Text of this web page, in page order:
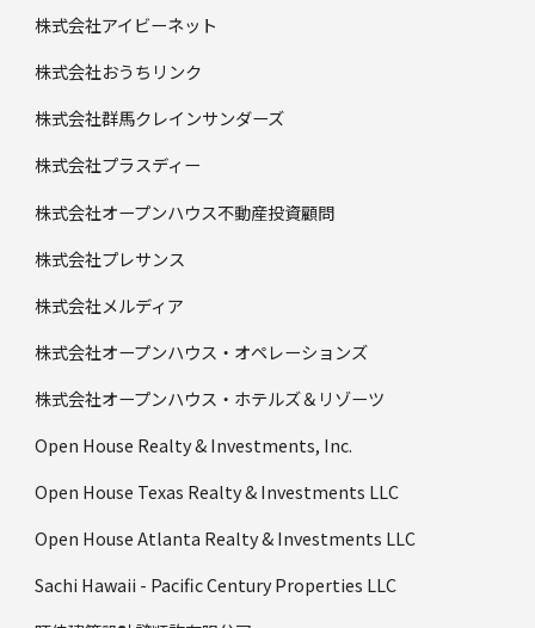
株式会社アイビーネット
株式会社おうちリンク
株式会社群馬クレインサンダーズ
株式会社プラスディー
株式会社オープンハウス不動産投資顧問
株式会社プレサンス
株式会社メルディア
株式会社オープンハウス・オペレーションズ
株式会社オープンハウス・ホテルズ＆リゾーツ
Open House Realty & Investments, Inc.
Open House Texas Realty & Investments LLC
Open House Atlanta Realty & Investments LLC
Sachi Hawaii - Pacific Century Properties LLC